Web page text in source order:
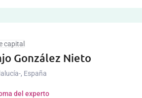
capital
González Nieto
, España
del experto